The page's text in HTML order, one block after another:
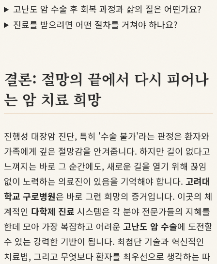
고난도 암 수술 후 회복 과정과 삶의 질은 어떤가요?
진료를 받으려면 어떤 절차를 거쳐야 하나요?
결론: 절망의 끝에서 다시 피어나
는 암 치료 희망
진행성 대장암 진단, 특히 '수술 불가'라는 판정은 환자와
가족에게 깊은 절망감을 안겨줍니다. 하지만 길이 없다고
느껴지는 바로 그 순간에도, 새로운 길을 열기 위해 끊임
없이 노력하는 의료진이 있음을 기억해야 합니다. 고려대
학교 구로병원은 바로 그런 희망의 증거입니다. 이곳의 체
계적인 다학제 진료 시스템은 각 분야 전문가들의 지혜를
한데 모아 가장 복잡하고 어려운 고난도 암 수술에 도전할
수 있는 강력한 기반이 됩니다. 최첨단 기술과 혁신적인
치료법, 그리고 무엇보다 환자를 최우선으로 생각하는 따